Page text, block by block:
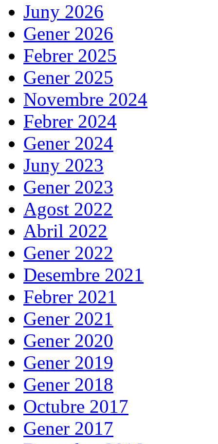
Juny 2026
Gener 2026
Febrer 2025
Gener 2025
Novembre 2024
Febrer 2024
Gener 2024
Juny 2023
Gener 2023
Agost 2022
Abril 2022
Gener 2022
Desembre 2021
Febrer 2021
Gener 2021
Gener 2020
Gener 2019
Gener 2018
Octubre 2017
Gener 2017